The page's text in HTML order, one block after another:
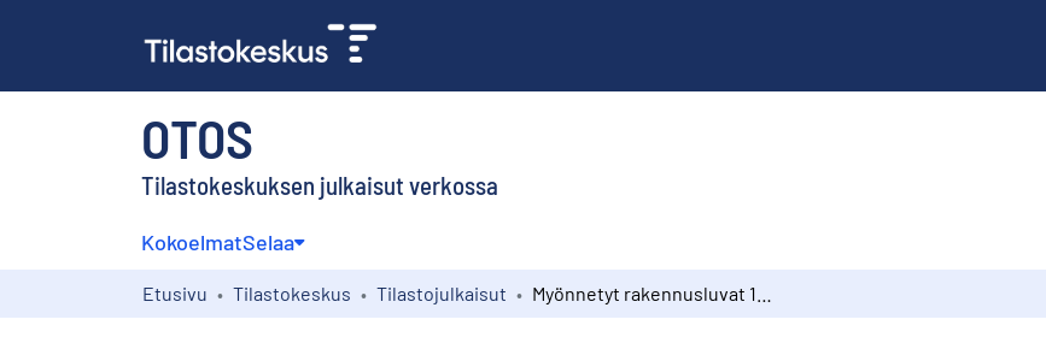
OTOS
Tilastokeskuksen julkaisut verkossa
KokoelmatSelaa
Etusivu Tilastokeskus Tilastojulkaisut